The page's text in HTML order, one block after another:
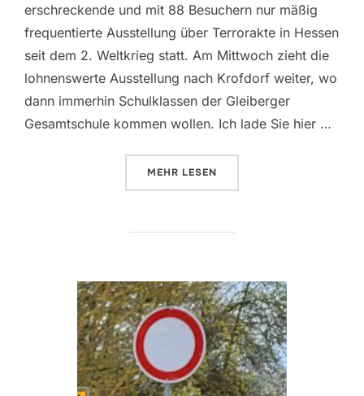
erschreckende und mit 88 Besuchern nur mäßig
frequentierte Ausstellung über Terrorakte in Hessen
seit dem 2. Weltkrieg statt. Am Mittwoch zieht die
lohnenswerte Ausstellung nach Krofdorf weiter, wo
dann immerhin Schulklassen der Gleiberger
Gesamtschule kommen wollen. Ich lade Sie hier …
MEHR ÜBER „AUSSTELLUNG
LESEN